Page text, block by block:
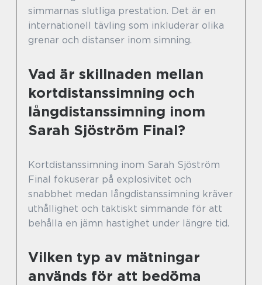
simmarnas slutliga prestation. Det är en
internationell tävling som inkluderar olika
grenar och distanser inom simning.
Vad är skillnaden mellan
kortdistanssimning och
långdistanssimning inom
Sarah Sjöström Final?
Kortdistanssimning inom Sarah Sjöström
Final fokuserar på explosivitet och
snabbhet medan långdistanssimning kräver
uthållighet och taktiskt simmande för att
behålla en jämn hastighet under längre tid.
Vilken typ av mätningar
används för att bedöma